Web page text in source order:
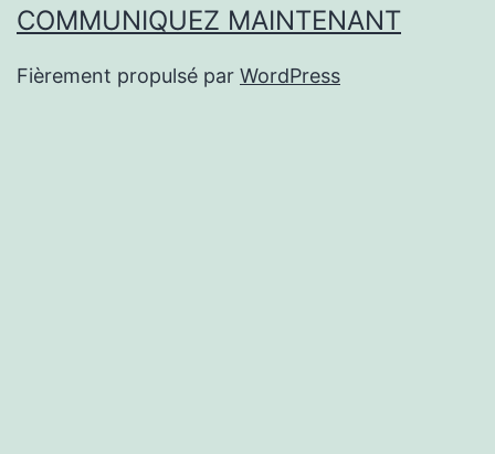
COMMUNIQUEZ MAINTENANT
Fièrement propulsé par WordPress